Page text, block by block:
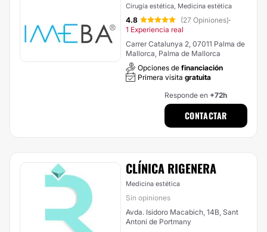
Cirugía estética, Medicina estética
4.8 (27 Opiniones)·
1 Experiencia real
Carrer Catalunya 2, 07011 Palma de
Mallorca, Palma de Mallorca
Opciones de financiación
Primera visita gratuita
Responde en +72h
CONTACTAR
CLÍNICA RIGENERA
Medicina estética
Sin opiniones
Avda. Isidoro Macabich, 14B, Sant
Antoni de Portmany